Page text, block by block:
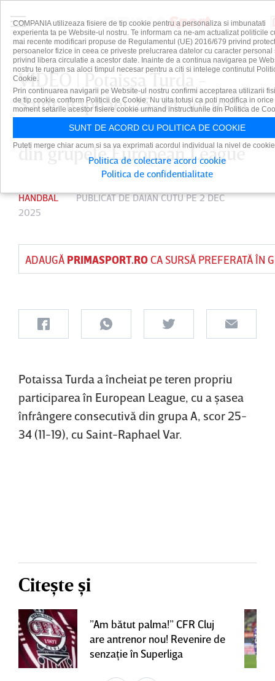
VIDEO | Potaissa Turda -
Saint-Raphael 25-34. Victoria
nu a venit nici în ultimul meci
din grupele European League
HANDBAL PUBLICAT DEDAIAN CUTUPE 2 DEC
2025
ADAUGĂ PRIMASPORT.ROCA SURSĂ PREFERATĂ ÎN
Potaissa Turda a încheiat pe teren propriu
participarea în European League, cu a şasea
înfrângere consecutivă din grupa A, scor 25-
34 (11-19), cu Saint-Raphael Var.
Citește și
”Am bătut palma!” CFR Cluj
are antrenor nou! Revenire de
senzaţie în Superliga
COMPANIA utilizeaza fisiere de tip cookie pentru a personaliza si imbunatati
experienta ta pe Website-ul nostru. Te informam ca ne-am actualizat politicile
mai recente modificari propuse de Regulamentul (UE) 2016/679 privind
persoanelor fizice in ceea ce priveste prelucrarea datelor cu caracter personal
privind libera circulatie a acestor date. Inainte de a continua navigarea pe
nostru te rugam sa aloci timpul necesar pentru a citi si intelege continutul
Cookie.
Prin continuarea navigarii pe Website-ul nostru confirmi acceptarea utilizarii
de tip cookie conform Politicii de Cookie. Nu uita totusi ca poti modifica in orice
moment setarile acestor fisiere cookie urmand instructiunile din Politica de
SUNT DE ACORD CU POLITICA DE COOKIE
Puteti merge chiar acum si sa va exprimati acordul individual la nivel de
Politica de colectare acord cookie
Politica de confidentialitate